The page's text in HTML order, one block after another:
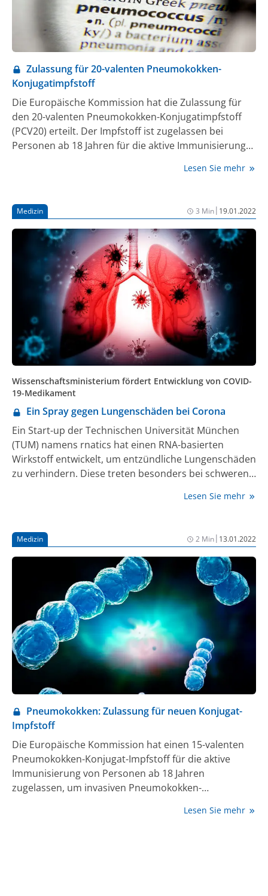
Zulassung für 20-valenten Pneumokokken-
Konjugatimpfstoff
Die Europäische Kommission hat die Zulassung für
den 20-valenten Pneumokokken-Konjugatimpfstoff
(PCV20) erteilt. Der Impfstoff ist zugelassen bei
Personen ab 18 Jahren für die aktive Immunisierung
Pneumonie, die durch Streptococcus pneumoniae
Lesen Sie mehr
Medizin 3 Min| 19.01.2022
Wissenschaftsministerium fördert Entwicklung von COVID-
19-Medikament
Ein Spray gegen Lungenschäden bei Corona
Ein Start-up der Technischen Universität München
(TUM) namens rnatics hat einen RNA-basierten
Wirkstoff entwickelt, um entzündliche Lungenschäden
zu verhindern. Diese treten besonders bei schweren
Bundesforschungsministerium (BMBF) unterstützt die
Millionen Euro. Das rnatics-Team setzt dabei auf eine
Substanz, die entzündungsfördernde microRNA
blockiert. Der Ansatz ist unabhängig davon, welche
Virusvariante die Schäden verursacht.
Lesen Sie mehr
Medizin 2 Min| 13.01.2022
Pneumokokken: Zulassung für neuen Konjugat-
Impfstoff
Die Europäische Kommission hat einen 15-valenten
Pneumokokken-Konjugat-Impfstoff für die aktive
Immunisierung von Personen ab 18 Jahren
zugelassen, um invasiven Pneumokokken-
durch Streptococcus pneumoniae verursacht
Lesen Sie mehr